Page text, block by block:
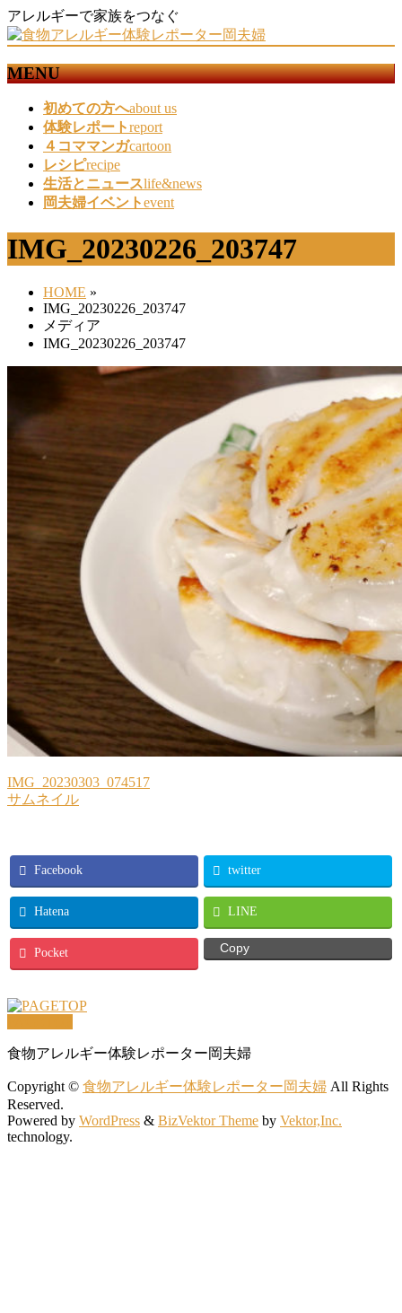
アレルギーで家族をつなぐ
MENU
す
初めての方へabout us
体験レポートreport
４コママンガcartoon
レシピrecipe
生活とニュースlife&news
岡夫婦イベントevent
IMG_20230226_203747
HOME »
IMG_20230226_203747
メディア
IMG_20230226_203747
IMG_20230303_074517
サムネイル
Facebook twitter
Hatena LINE
Pocket Copy
食物アレルギー体験レポーター岡夫婦
Copyright © 食物アレルギー体験レポーター岡夫婦 All Rights
Reserved.
Powered by WordPress & BizVektor Theme by Vektor,Inc.
technology.